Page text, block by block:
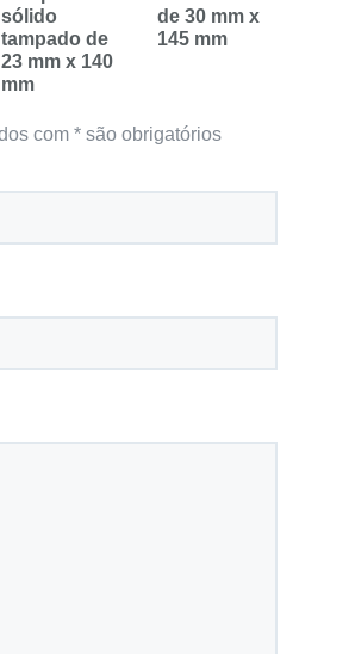
sólido
tampado de
23 mm x 140
mm
de 30 mm x
145 mm
com * são obrigatórios